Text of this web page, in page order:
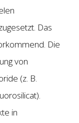
Das
Die
von
(z. B.
in